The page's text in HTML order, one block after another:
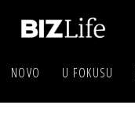
NOVO U FOKUSU